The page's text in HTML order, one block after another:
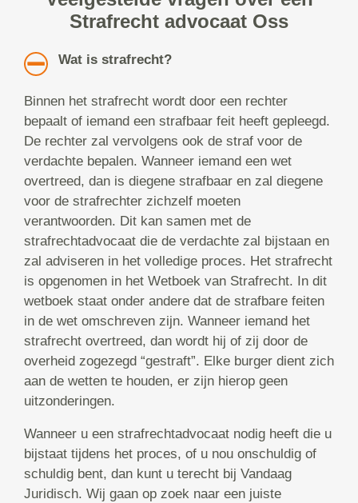
Strafrecht advocaat Oss
Wat is strafrecht?
Binnen het strafrecht wordt door een rechter
bepaalt of iemand een strafbaar feit heeft gepleegd.
De rechter zal vervolgens ook de straf voor de
verdachte bepalen. Wanneer iemand een wet
overtreed, dan is diegene strafbaar en zal diegene
voor de strafrechter zichzelf moeten
verantwoorden. Dit kan samen met de
strafrechtadvocaat die de verdachte zal bijstaan en
zal adviseren in het volledige proces. Het strafrecht
is opgenomen in het Wetboek van Strafrecht. In dit
wetboek staat onder andere dat de strafbare feiten
in de wet omschreven zijn. Wanneer iemand het
strafrecht overtreed, dan wordt hij of zij door de
overheid zogezegd “gestraft”. Elke burger dient zich
aan de wetten te houden, er zijn hierop geen
uitzonderingen.
Wanneer u een strafrechtadvocaat nodig heeft die u
bijstaat tijdens het proces, of u nou onschuldig of
schuldig bent, dan kunt u terecht bij Vandaag
Juridisch. Wij gaan op zoek naar een juiste